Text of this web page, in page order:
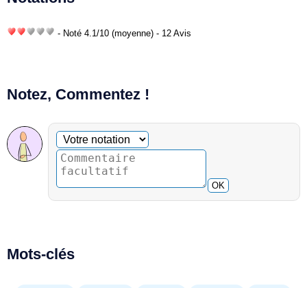
- Noté 4.1 /10 (moyenne) - 12 Avis
Notez, Commentez !
Commentaire facultatif
Votre notation
OK
Mots-clés